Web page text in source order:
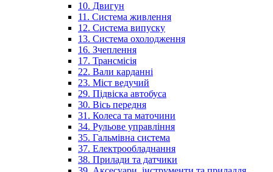
10. Двигун
11. Система живлення
12. Система випуску
13. Система охолодження
16. Зчеплення
17. Трансмісія
22. Вали карданні
23. Міст ведучий
29. Підвіска автобуса
30. Вісь передня
31. Колеса та маточини
34. Рульове управління
35. Гальмівна система
37. Електрообладнання
38. Прилади та датчики